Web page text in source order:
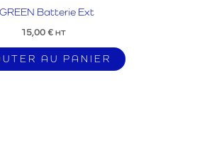
Batterie Ext
15,00 € HT
AU PANIER